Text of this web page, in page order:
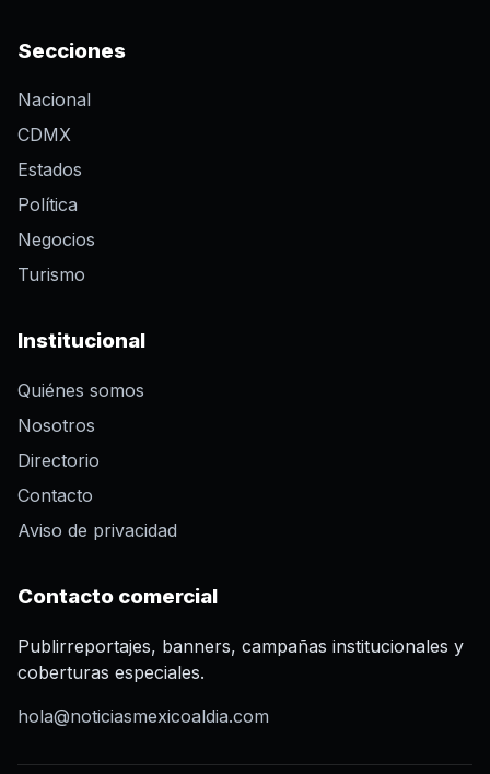
Secciones
Nacional
CDMX
Estados
Política
Negocios
Turismo
Institucional
Quiénes somos
Nosotros
Directorio
Contacto
Aviso de privacidad
Contacto comercial
Publirreportajes, banners, campañas institucionales y
coberturas especiales.
hola@noticiasmexicoaldia.com